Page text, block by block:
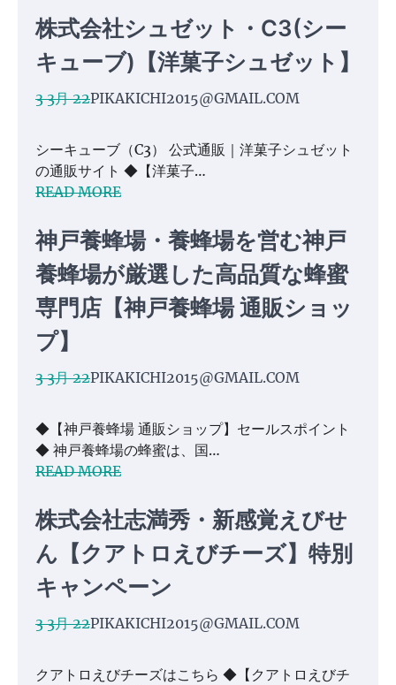
株式会社シュゼット・C3(シー
キューブ)【洋菓子シュゼット】
3 3月 22PIKAKICHI2015@GMAIL.COM
シーキューブ（C3） 公式通販｜洋菓子シュゼット
の通販サイト ◆【洋菓子…
READ MORE
神戸養蜂場・養蜂場を営む神戸
養蜂場が厳選した高品質な蜂蜜
専門店【神戸養蜂場 通販ショッ
プ】
3 3月 22PIKAKICHI2015@GMAIL.COM
◆【神戸養蜂場 通販ショップ】セールスポイント
◆ 神戸養蜂場の蜂蜜は、国…
READ MORE
株式会社志満秀・新感覚えびせ
ん【クアトロえびチーズ】特別
キャンペーン
3 3月 22PIKAKICHI2015@GMAIL.COM
クアトロえびチーズはこちら ◆【クアトロえびチ